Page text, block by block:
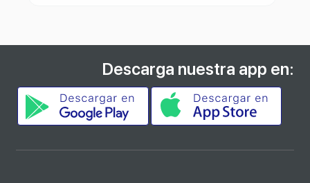
Descarga nuestra app en: